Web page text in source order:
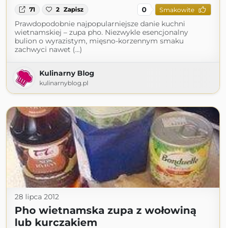
71 2 Zapisz 0 Smakowite
Prawdopodobnie najpopularniejsze danie kuchni
wietnamskiej – zupa pho. Niezwykle esencjonalny
bulion o wyrazistym, mięsno-korzennym smaku
zachwyci nawet (...)
Kulinarny Blog
kulinarnyblog.pl
28 lipca 2012
Pho wietnamska zupa z wołowiną
lub kurczakiem